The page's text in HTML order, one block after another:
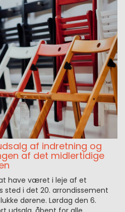
udsalg af indretning og
af det midlertidige
have været i leje af et
sted i det 20. arrondissement
dørene. Lørdag den 6.